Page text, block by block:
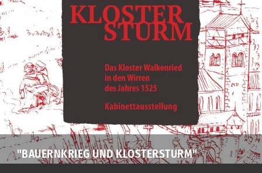
"BAUERNKRIEG UND KLOSTERSTURM"